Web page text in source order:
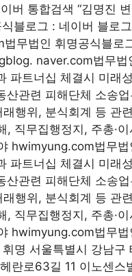
통합검색 “김명진
블로그 : 네이버 블로
무법인 휘명공식블로
naver.com법무법
파트너십 체결시 미래
산관련 피해단체 소송
행위, 분식회계 등 관
직무집행정지, 주총·이
hwimyung.com법무
파트너십 체결시 미래
산관련 피해단체 소송
행위, 분식회계 등 관
직무집행정지, 주총·이
hwimyung.com법무법
명 서울특별시 강남구
란로63길 11 이노센스